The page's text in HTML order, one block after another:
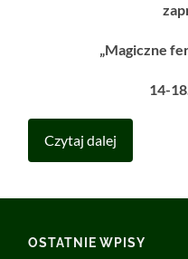
„Magiczne
14-
Czytaj dalej
OSTATNIE WPISY